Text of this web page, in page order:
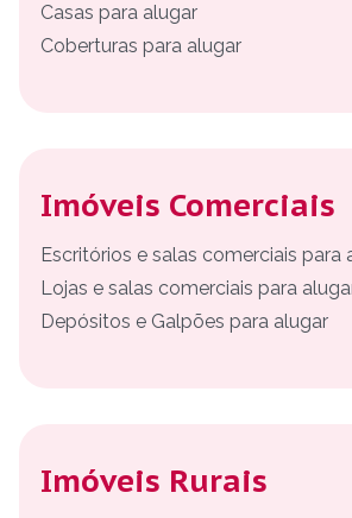
Casas para alugar
Coberturas para alugar
Imóveis Comerciais
Escritórios e salas comerciais para
Lojas e salas comerciais para
Depósitos e Galpões para alugar
Imóveis Rurais